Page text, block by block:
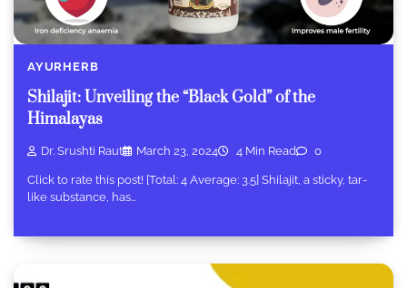
AYURHERB
Shilajit: Unveiling the “Black Gold” of the
Himalayas
Dr. Srushti Raut March 23, 2024 4 Min Read 0
Click to rate this post! [Total: 4 Average: 3.5] Shilajit, a sticky, tar-
like substance, has…